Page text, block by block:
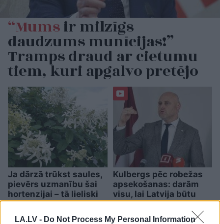
LA.LV - Do Not Process My Personal Information
“Mumsir milzīgs
daudzums munīcijas!”
Tramps draud ar cietumu
tiem, kuri apgalvo pretējo
Ja dārzā trūkst saules,
pievērs uzmanību šai
hortenzijai – tā lieliski
jūtas arī ēnā
Kulbergs pēc robežas
apsekošanas: darām
visu, lai Latvija būtu
gatava jebkuram
scenārijam